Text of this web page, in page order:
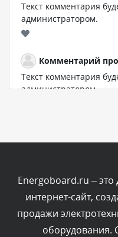
Текст комментария
администратором.
Комментарий
Текст комментария
администратором.
Комментарий
Текст комментария
администратором.
Energoboard.ru –
интернет-сайт,
продажи
оборудования.